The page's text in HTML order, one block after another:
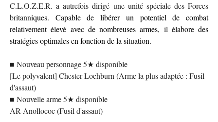
C.L.O.Z.E.R. a autrefois dirigé une unité spéciale des Forces
britanniques. Capable de libérer un potentiel de combat
relativement élevé avec de nombreuses armes, il élabore des
stratégies optimales en fonction de la situation.
■ Nouveau personnage 5★ disponible
[Le polyvalent] Chester Lochburn (Arme la plus adaptée : Fusil
d'assaut)
■ Nouvelle arme 5★ disponible
AR-Anollococ (Fusil d'assaut)